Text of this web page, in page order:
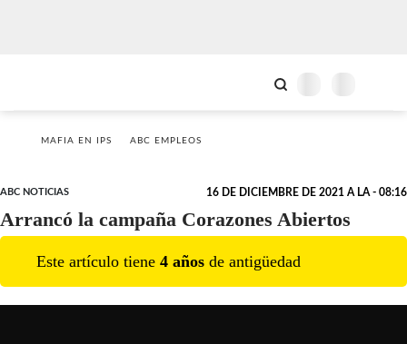
MAFIA EN IPS ABC EMPLEOS
ABC NOTICIAS 16 DE DICIEMBRE DE 2021 A LA - 08:16
Arrancó la campaña Corazones Abiertos
Este artículo tiene 4 años de antigüedad